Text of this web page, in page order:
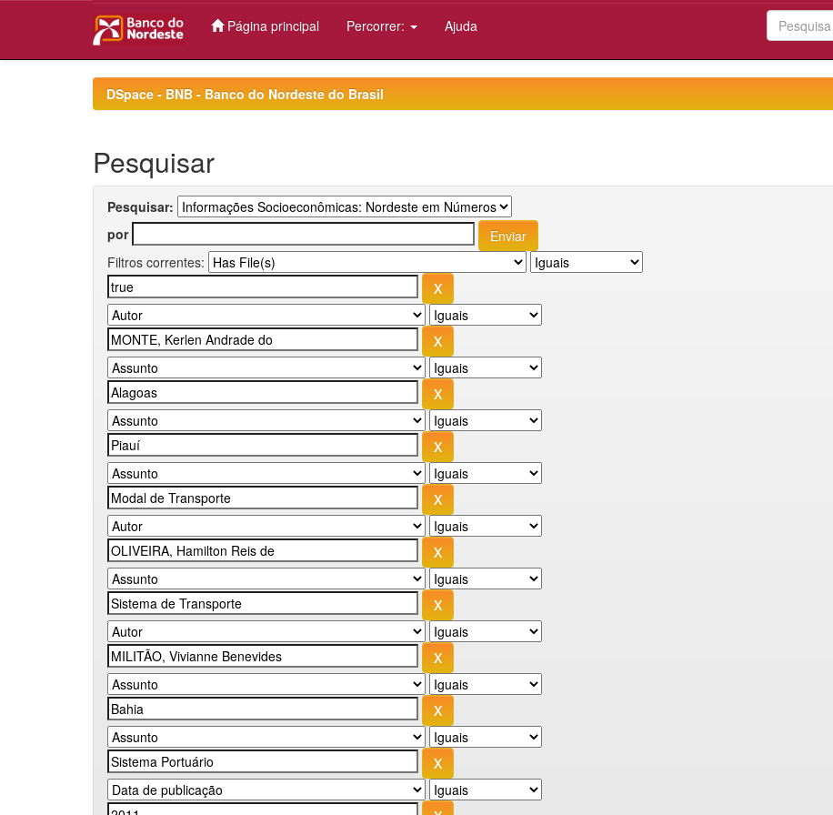
Página principal Percorrer: Ajuda
DSpace - BNB - Banco do Nordeste do Brasil
Pesquisar
Pesquisar:
por
Filtros correntes: